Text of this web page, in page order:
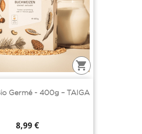

Germé - 400g – TAIGA
Prix
8,99 €